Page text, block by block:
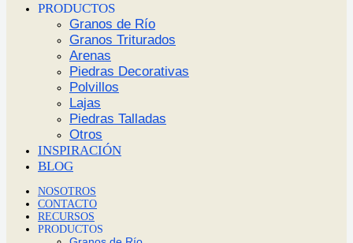
PRODUCTOS
Granos de Río
Granos Triturados
Arenas
Piedras Decorativas
Polvillos
Lajas
Piedras Talladas
Otros
INSPIRACIÓN
BLOG
NOSOTROS
CONTACTO
RECURSOS
PRODUCTOS